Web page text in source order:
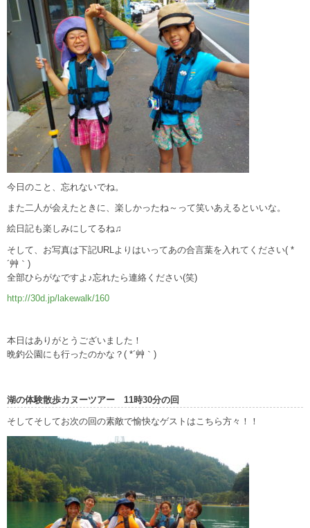
今日のこと、忘れないでね。
また二人が会えたときに、楽しかったね～って笑いあえるといいな。
絵日記も楽しみにしてるね♫
そして、お写真は下記URLよりはいってあの合言葉を入れてください( *
´艸｀)
全部ひらがなですよ♪忘れたら連絡ください(笑)
http://30d.jp/lakewalk/160
本日はありがとうございました！
晩釣公園にも行ったのかな？( *´艸｀)
湖の体験散歩カヌーツアー 11時30分の回
そしてそしてお次の回の素敵で愉快なゲストはこちら方々！！